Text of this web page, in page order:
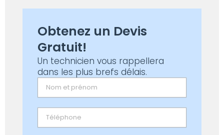
Obtenez un Devis
Gratuit!
Un technicien vous rappellera
dans les plus brefs délais.